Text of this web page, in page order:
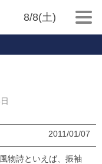
8/8(土)
2011/01/07
物詩といえば、振袖